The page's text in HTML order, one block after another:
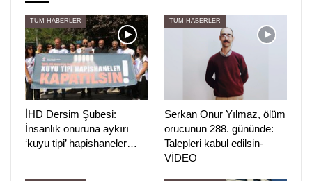
erteleme kararının kaldırılması yasadışıdır. Gökhan Yıldırım
infaz erteleme kararında herhangi bir adli kontrol tedbiri
altına alınmamıştır. Nöropatik ağrıları devam ederken
evinin önünden gözaltına alınmıştır. İnfaz erteleme
kararının kaldırılması için herhangi bir şart oluşmamıştır. Bu
durum Gökhan Yıldırım’ın sağlığını riske atmaktadır.
Gökhan Yıldırım serbest bırakılsın.”
PİRHA / İSTANBUL
TÜM HABERLER
İHD Dersim Şubesi:
İnsanlık onuruna aykırı
‘kuyu tipi’ hapishaneler…
TÜM HABERLER
Serkan Onur Yılmaz, ölüm
orucunun 288. gününde:
Talepleri kabul edilsin-
VİDEO